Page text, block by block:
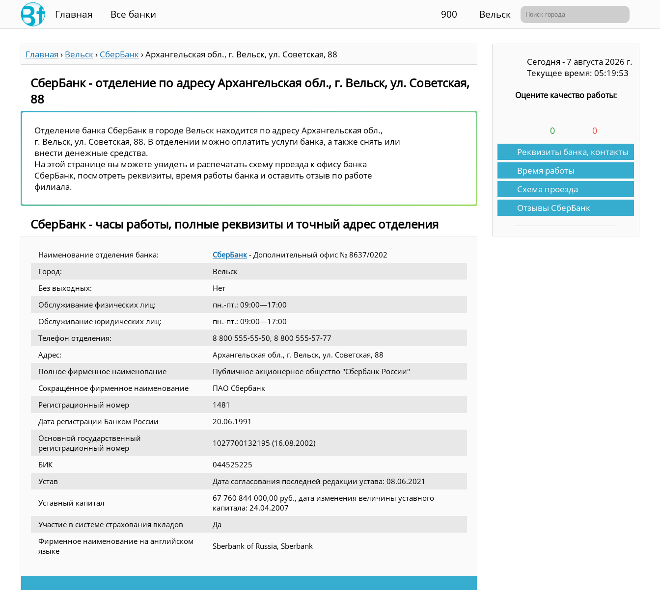
Главная Все банки 900 Вельск
Главная › Вельск› СберБанк›Архангельская обл., г. Вельск, ул. Советская, 88
СберБанк - отделение по адресу Архангельская обл., г. Вельск, ул. Советская,
88
Отделение банка СберБанк в городе Вельск находится по адресу Архангельская обл.,
г. Вельск, ул. Советская, 88. В отделении можно оплатить услуги банка, а также снять или
внести денежные средства.
На этой странице вы можете увидеть и распечатать схему проезда к офису банка
СберБанк, посмотреть реквизиты, время работы банка и оставить отзыв по работе
филиала.
СберБанк - часы работы, полные реквизиты и точный адрес отделения
Наименование отделения банка: СберБанк - Дополнительный офис № 8637/0202
Город:
Вельск
Без выходных:
Нет
Обслуживание физических лиц:
пн.-пт.: 09:00—17:00
Обслуживание юридических лиц:
пн.-пт.: 09:00—17:00
Телефон отделения:
8 800 555-55-50, 8 800 555-57-77
Адрес:
Архангельская обл., г. Вельск, ул. Советская, 88
Полное фирменное наименование
Публичное акционерное общество "Сбербанк России"
Сокращённое фирменное наименование
ПАО Сбербанк
Регистрационный номер
1481
Дата регистрации Банком России
20.06.1991
Основной государственный
регистрационный номер
1027700132195 (16.08.2002)
БИК
044525225
Устав
Дата согласования последней редакции устава: 08.06.2021
Уставный капитал
67 760 844 000,00 руб., дата изменения величины уставного
капитала: 24.04.2007
Участие в системе страхования вкладов
Да
Фирменное наименование на английском
языке
Sberbank of Russia, Sberbank
Сегодня - 7 августа 2026 г.
Текущее время: 05:19:53
Оцените качество работы:
0 0
Реквизиты банка, контакты
Время работы
Схема проезда
Отзывы СберБанк